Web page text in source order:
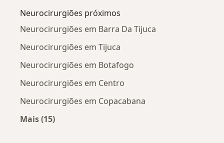
Neurocirurgiões próximos
Neurocirurgiões em Barra Da Tijuca
Neurocirurgiões em Tijuca
Neurocirurgiões em Botafogo
Neurocirurgiões em Centro
Neurocirurgiões em Copacabana
Mais (15)